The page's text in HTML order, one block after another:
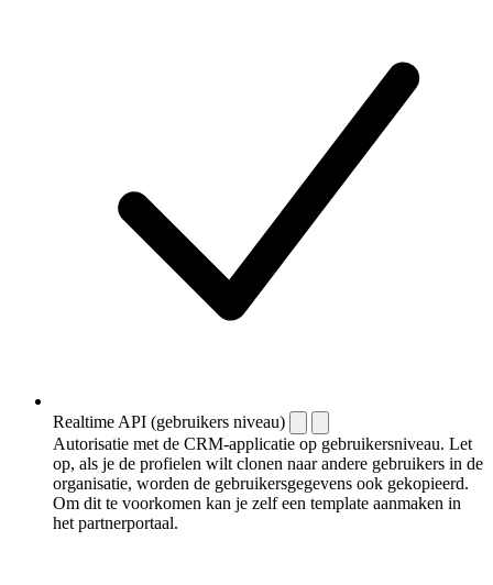
Realtime API (gebruikers niveau)
Autorisatie met de CRM-applicatie op gebruikersniveau. Let
op, als je de profielen wilt clonen naar andere gebruikers in de
organisatie, worden de gebruikersgegevens ook gekopieerd.
Om dit te voorkomen kan je zelf een template aanmaken in
het partnerportaal.